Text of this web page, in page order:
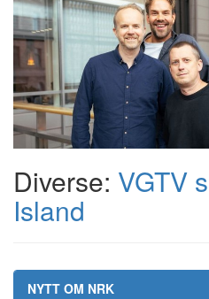
Diverse: VGTV
Island
NYTT OM NRK